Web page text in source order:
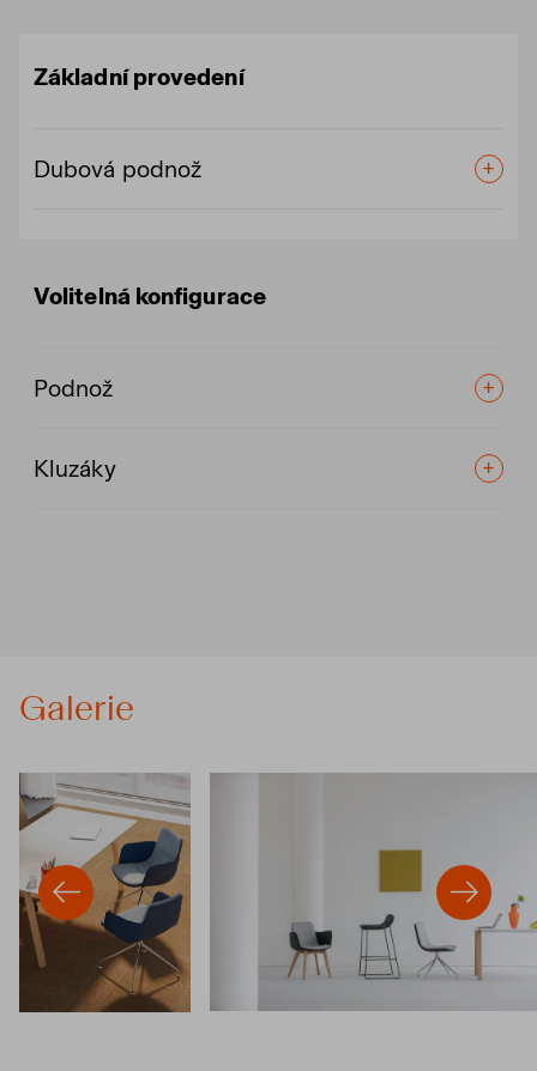
Základní provedení
Dubová podnož
Volitelná konfigurace
Podnož
Kluzáky
Galerie